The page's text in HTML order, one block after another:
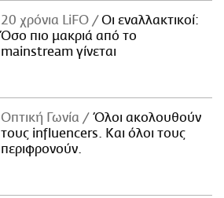
20 χρόνια LiFO
Οι εναλλακτικοί:
Όσο πιο μακριά από το
mainstream γίνεται
Οπτική Γωνία
Όλοι ακολουθούν
τους influencers. Και όλοι τους
περιφρονούν.